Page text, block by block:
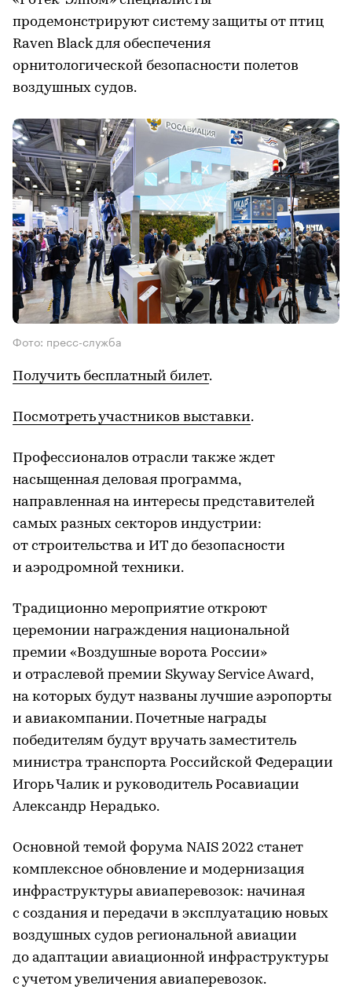
продемонстрируют систему защиты от птиц
Raven Black для обеспечения
орнитологической безопасности полетов
воздушных судов.
Фото: пресс-служба
Получить бесплатный билет.
Посмотреть участников выставки.
Профессионалов отрасли также ждет
насыщенная деловая программа,
направленная на интересы представителей
самых разных секторов индустрии:
от строительства и ИТ до безопасности
и аэродромной техники.
Традиционно мероприятие откроют
церемонии награждения национальной
премии «Воздушные ворота России»
и отраслевой премии Skyway Service Award,
на которых будут названы лучшие аэропорты
и авиакомпании. Почетные награды
победителям будут вручать заместитель
министра транспорта Российской Федерации
Игорь Чалик и руководитель Росавиации
Александр Нерадько.
Основной темой форума NAIS 2022 станет
комплексное обновление и модернизация
инфраструктуры авиаперевозок: начиная
с создания и передачи в эксплуатацию новых
воздушных судов региональной авиации
до адаптации авиационной инфраструктуры
с учетом увеличения авиаперевозок.